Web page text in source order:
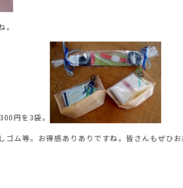
円を3袋。
ム等。お得感ありありですね。皆さんもぜひお